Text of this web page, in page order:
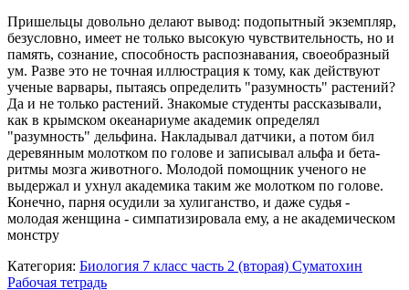
Пришельцы довольно делают вывод: подопытный экземпляр,
безусловно, имеет не только высокую чувствительность, но и
память, сознание, способность распознавания, своеобразный
ум. Разве это не точная иллюстрация к тому, как действуют
ученые варвары, пытаясь определить "разумность" растений?
Да и не только растений. Знакомые студенты рассказывали,
как в крымском океанариуме академик определял
"разумность" дельфина. Накладывал датчики, а потом бил
деревянным молотком по голове и записывал альфа и бета-
ритмы мозга животного. Молодой помощник ученого не
выдержал и ухнул академика таким же молотком по голове.
Конечно, парня осудили за хулиганство, и даже судья -
молодая женщина - симпатизировала ему, а не академическом
монстру
Категория: Биология 7 класс часть 2 (вторая) Суматохин
Рабочая тетрадь